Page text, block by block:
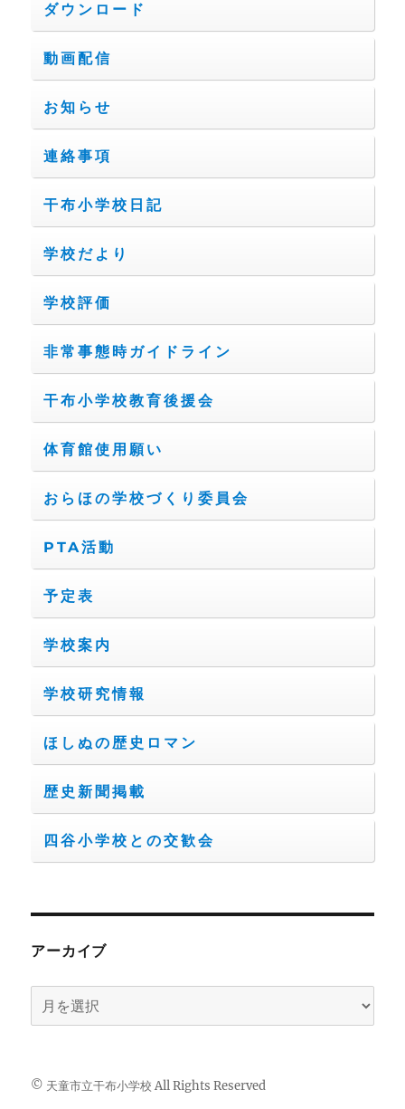
ダウンロード
動画配信
お知らせ
連絡事項
干布小学校日記
学校だより
学校評価
非常事態時ガイドライン
干布小学校教育後援会
体育館使用願い
おらほの学校づくり委員会
PTA活動
予定表
学校案内
学校研究情報
ほしぬの歴史ロマン
歴史新聞掲載
四谷小学校との交歓会
アーカイブ
ー
© 天童市立干布小学校 All Rights Reserved